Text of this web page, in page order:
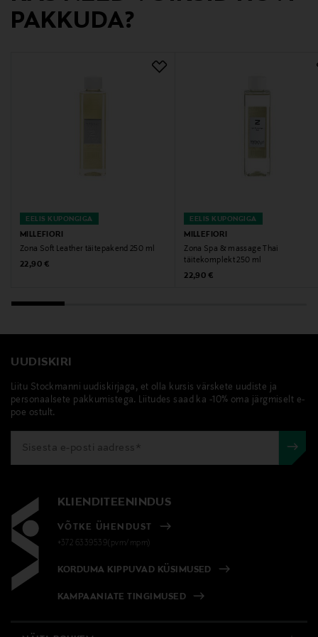
Digitaalne aadress
contact@milledeux.com
PAKKUDA?
EELIS KUPONGIGA
MILLEFIORI
Zona Soft Leather täitepakend 250 ml
Original Price
22,90 €
EELIS KUPONGIGA
MILLEFIORI
Zona Spa & massage Thai
täitekomplekt 250 ml
Original Price
22,90 €
UUDISKIRI
Liitu Stockmanni uudiskirjaga, et olla kursis värskete uudiste ja
personaalsete pakkumistega. Liitudes saad ka -10% oma järgmiselt e-
poe ostult.
KLIENDITEENINDUS
VÕTKE ÜHENDUST
+372 6339539(pvm/mpm)
KORDUMA KIPPUVAD KÜSIMUSED
KAMPAANIATE TINGIMUSED